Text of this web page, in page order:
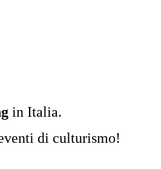
in Italia.
di culturismo!